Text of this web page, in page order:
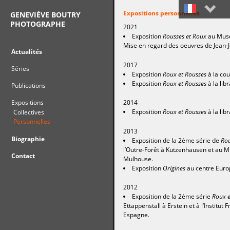
Expositions personnelles
2021
ExpositionRousses et Rouxau
Mise en regard des oeuvres de Jean-
2017
ExpositionRoux et Roussesà la
ExpositionRoux et Roussesà la
2014
ExpositionRoux et Roussesà la
2013
Exposition de la 2ème série de
l’Outre-Forêt à Kutzenhausen et au
Mulhouse.
Exposition Originesau centre
2012
Exposition de la 2ème série Roux
Ettappenstall à Erstein et à l’Institut
Espagne.
GENEVIÈVE BOUTRY
PHOTOGRAPHE
Actualités
Séries
Publications
Expositions
Collectives
Personnelles
Biographie
Contact
English